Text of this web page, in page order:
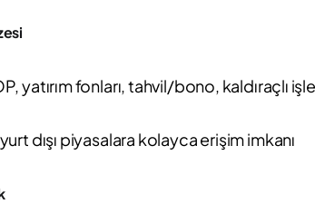
yatırım fonları, tahvil/bono, kaldıraçlı
dışı piyasalara kolayca erişim imkanı